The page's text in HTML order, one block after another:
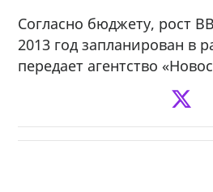
Согласно бюджету, рост
2013 год запланирован в
передает агентство